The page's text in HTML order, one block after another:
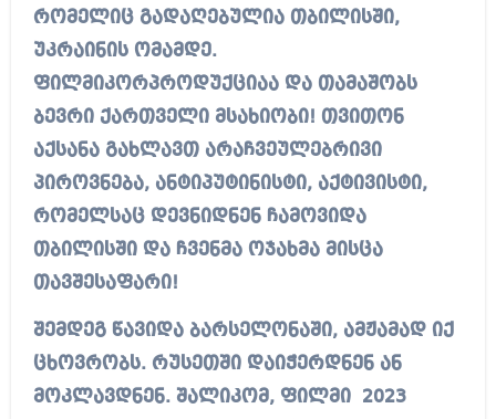
რომელიც გადაღებულია თბილისში,
უკრაინის ომამდე.
ფილმიკორპროდუქციაა და თამაშობს
ბევრი ქართველი მსახიობი! თვითონ
აქსანა გახლავთ არაჩვეულებრივი
პიროვნება, ანტიპუტინისტი, აქტივისტი,
რომელსაც დევნიდნენ ჩამოვიდა
თბილისში და ჩვენმა ოჯახმა მისცა
თავშესაფარი!
შემდეგ წავიდა ბარსელონაში, ამჟამად იქ
ცხოვრობს. რუსეთში დაიჭერდნენ ან
მოკლავდნენ. შალიკომ, ფილმი 2023